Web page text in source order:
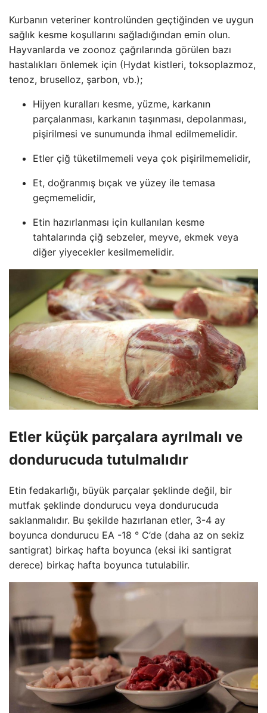
Kurbanın veteriner kontrolünden geçtiğinden ve uygun
sağlık kesme koşullarını sağladığından emin olun.
Hayvanlarda ve zoonoz çağrılarında görülen bazı
hastalıkları önlemek için (Hydat kistleri, toksoplazmoz,
tenoz, bruselloz, şarbon, vb.);
Hijyen kuralları kesme, yüzme, karkanın
parçalanması, karkanın taşınması, depolanması,
pişirilmesi ve sunumunda ihmal edilmemelidir.
Etler çiğ tüketilmemeli veya çok pişirilmemelidir,
Et, doğranmış bıçak ve yüzey ile temasa
geçmemelidir,
Etin hazırlanması için kullanılan kesme
tahtalarında çiğ sebzeler, meyve, ekmek veya
diğer yiyecekler kesilmemelidir.
Etler küçük parçalara ayrılmalı ve
dondurucuda tutulmalıdır
Etin fedakarlığı, büyük parçalar şeklinde değil, bir
mutfak şeklinde dondurucu veya dondurucuda
saklanmalıdır. Bu şekilde hazırlanan etler, 3-4 ay
boyunca dondurucu EA -18 ° C’de (daha az on sekiz
santigrat) birkaç hafta boyunca (eksi iki santigrat
derece) birkaç hafta boyunca tutulabilir.